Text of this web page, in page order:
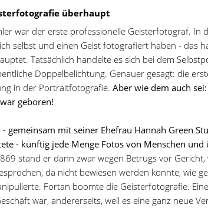
überhaupt
war der erste professionelle Geisterfotograf. In
selbst und einen Geist fotografiert haben - das
Tatsächlich handelte es sich bei dem
Doppelbelichtung. Genauer gesagt: die
in der Portraitfotografie.Aber wie dem auch
geboren!
- gemeinsam mit seiner Ehefrau Hannah Green
- künftig jede Menge Fotos von Menschen und
stand er dann zwar wegen Betrugs vor
da nicht bewiesen werden konnte, wie
Fortan boomte die Geisterfotografie.
war, andererseits, weil es eine ganz neue